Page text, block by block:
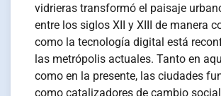
vidrieras transformó el paisaje
entre los siglos XII y XIII de manera
como la tecnología digital está
las metrópolis actuales. Tanto en
como en la presente, las ciudades
como catalizadores de cambio